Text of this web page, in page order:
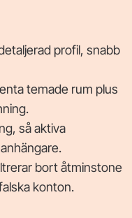
profil, snabb
temade rum plus
så aktiva
bort åtminstone
konton.